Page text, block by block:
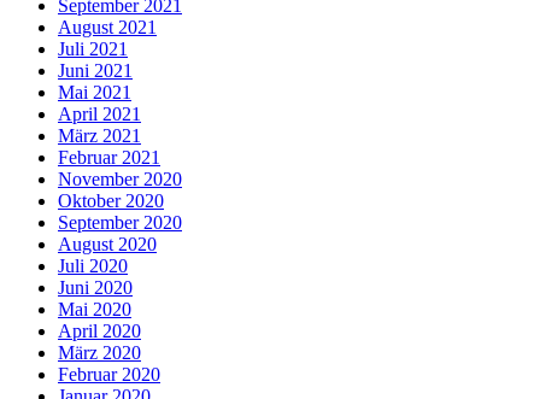
September 2021
August 2021
Juli 2021
Juni 2021
Mai 2021
April 2021
März 2021
Februar 2021
November 2020
Oktober 2020
September 2020
August 2020
Juli 2020
Juni 2020
Mai 2020
April 2020
März 2020
Februar 2020